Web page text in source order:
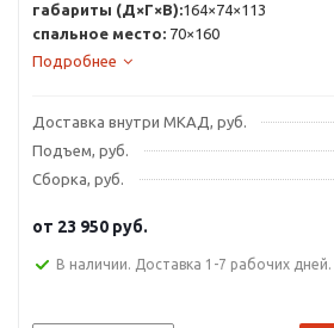
габариты (Д×Г×В):164×74×113
спальное место: 70×160
Подробнее
Доставка внутри МКАД, руб.
Подъем, руб.
Сборка, руб.
от 23 950 руб.
В наличии. Доставка 1-7 рабочих дней.